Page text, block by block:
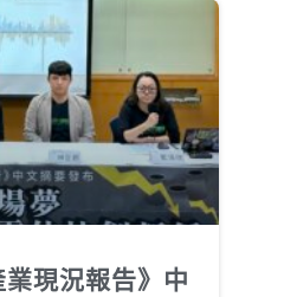
業現況報告》中